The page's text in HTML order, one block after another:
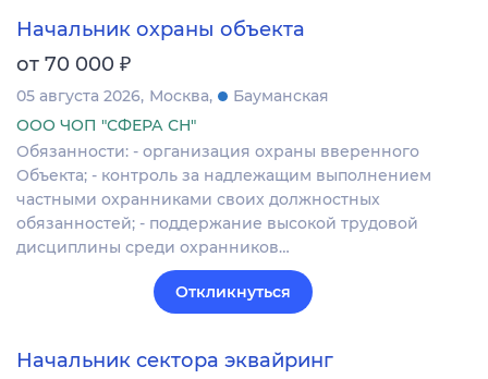
Начальник охраны объекта
от 70 000 ₽
05 августа 2026 Москва
Бауманская
ООО ЧОП "СФЕРА СН"
Обязанности: - организация охраны вверенного
Объекта; - контроль за надлежащим выполнением
частными охранниками своих должностных
обязанностей; - поддержание высокой трудовой
дисциплины среди охранников…
Откликнуться
Начальник сектора эквайринг